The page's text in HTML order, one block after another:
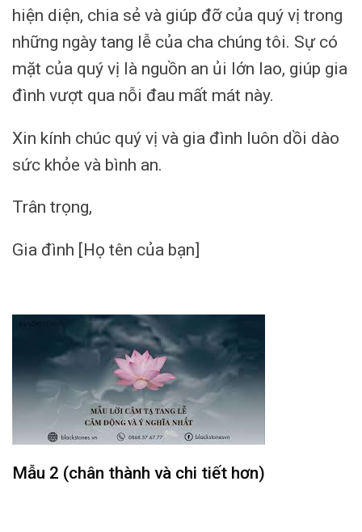
hiện diện, chia sẻ và giúp đỡ của quý vị trong
những ngày tang lễ của cha chúng tôi. Sự có
mặt của quý vị là nguồn an ủi lớn lao, giúp gia
đình vượt qua nỗi đau mất mát này.
Xin kính chúc quý vị và gia đình luôn dồi dào
sức khỏe và bình an.
Trân trọng,
Gia đình [Họ tên của bạn]
Mẫu 2 (chân thành và chi tiết hơn)